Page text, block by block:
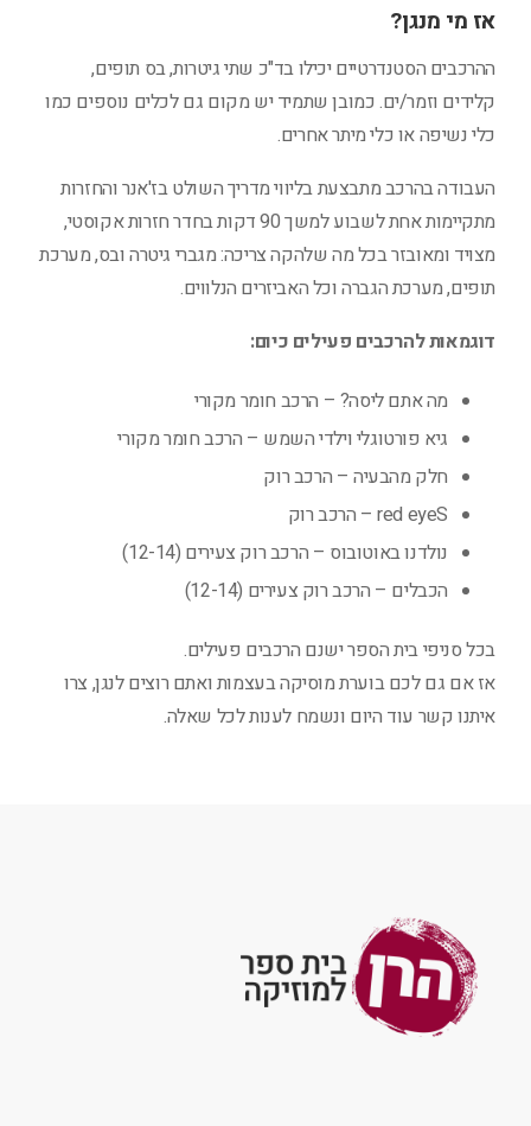
אז מי מנגן?
ההרכבים הסטנדרטיים יכילו בד"כ שתי גיטרות, בס תופים,
קלידים וזמר/ים. כמובן שתמיד יש מקום גם לכלים נוספים כמו
כלי נשיפה או כלי מיתר אחרים.
העבודה בהרכב מתבצעת בליווי מדריך השולט בז'אנר והחזרות
מתקיימות אחת לשבוע למשך 90 דקות בחדר חזרות אקוסטי,
מצויד ומאובזר בכל מה שלהקה צריכה: מגברי גיטרה ובס, מערכת
תופים, מערכת הגברה וכל האביזרים הנלווים.
דוגמאות להרכבים פעילים כיום:
מה אתם ליסה? – הרכב חומר מקורי
גיא פורטוגלי וילדי השמש – הרכב חומר מקורי
חלק מהבעיה – הרכב רוק
red eyeS – הרכב רוק
נולדנו באוטובוס – הרכב רוק צעירים (12-14)
הכבלים – הרכב רוק צעירים (12-14)
בכל סניפי בית הספר ישנם הרכבים פעילים.
אז אם גם לכם בוערת מוסיקה בעצמות ואתם רוצים לנגן, צרו
איתנו קשר עוד היום ונשמח לענות לכל שאלה.